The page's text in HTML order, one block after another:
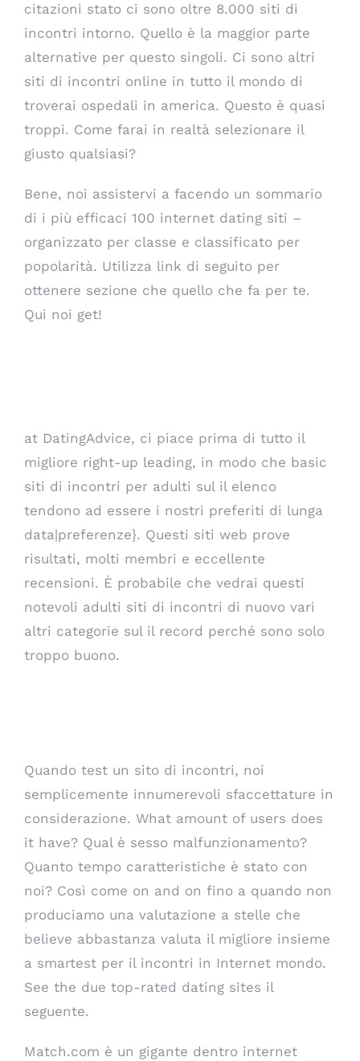
citazioni stato ci sono oltre 8.000 siti di
incontri intorno. Quello è la maggior parte
alternative per questo singoli. Ci sono altri
siti di incontri online in tutto il mondo di
troverai ospedali in america. Questo è quasi
troppi. Come farai in realtà selezionare il
giusto qualsiasi?
Bene, noi assistervi a facendo un sommario
di i più efficaci 100 internet dating siti –
organizzato per classe e classificato per
popolarità. Utilizza link di seguito per
ottenere sezione che quello che fa per te.
Qui noi get!
at DatingAdvice, ci piace prima di tutto il
migliore right-up leading, in modo che basic
siti di incontri per adulti sul il elenco
tendono ad essere i nostri preferiti di lunga
data|preferenze}. Questi siti web prove
risultati, molti membri e eccellente
recensioni. È probabile che vedrai questi
notevoli adulti siti di incontri di nuovo vari
altri categorie sul il record perché sono solo
troppo buono.
Quando test un sito di incontri, noi
semplicemente innumerevoli sfaccettature in
considerazione. What amount of users does
it have? Qual è sesso malfunzionamento?
Quanto tempo caratteristiche è stato con
noi? Così come on and on fino a quando non
produciamo una valutazione a stelle che
believe abbastanza valuta il migliore insieme
a smartest per il incontri in Internet mondo.
See the due top-rated dating sites il
seguente.
Match.com è un gigante dentro internet